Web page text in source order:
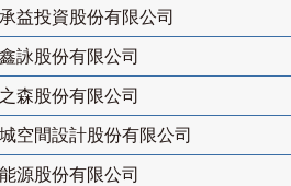
益投資股份有限公司
詠股份有限公司
森股份有限公司
空間設計股份有限公司
源股份有限公司